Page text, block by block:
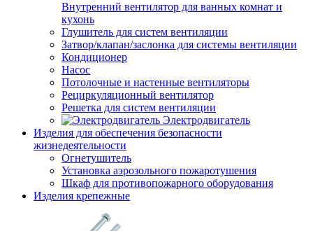
Внутренний вентилятор для ванных комнат и
кухонь
Глушитель для систем вентиляции
Затвор/клапан/заслонка для системы вентиляции
Кондиционер
Насос
Потолочные и настенные вентиляторы
Рециркуляционный вентилятор
Решетка для систем вентиляции
Электродвигатель
Изделия для обеспечения безопасности
жизнедеятельности
Огнетушитель
Установка аэрозольного пожаротушения
Шкаф для противопожарного оборудования
Изделия крепежные